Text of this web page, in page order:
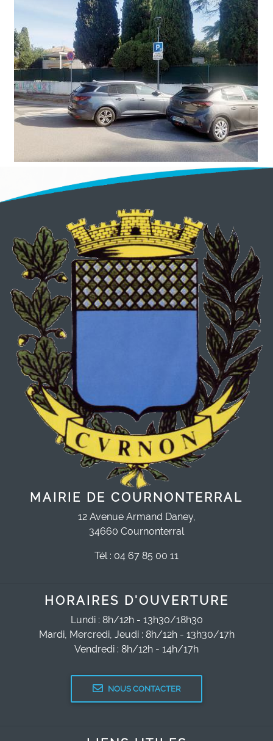
MAIRIE DE COURNONTERRAL
12 Avenue Armand Daney,
34660 Cournonterral
Tél : 04 67 85 00 11
HORAIRES D'OUVERTURE
Lundi : 8h/12h - 13h30/18h30
Mardi, Mercredi, Jeudi : 8h/12h - 13h30/17h
Vendredi : 8h/12h - 14h/17h
NOUS CONTACTER